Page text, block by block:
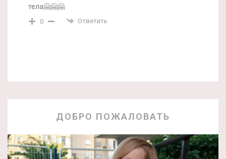
тела🤗🤗🤗
0 Ответить
ДОБРО ПОЖАЛОВАТЬ